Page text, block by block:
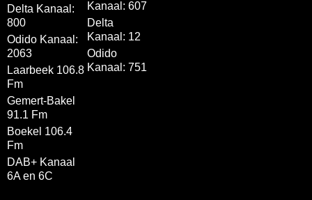
Delta Kanaal:
800
Odido Kanaal:
2063
Laarbeek 106.8
Fm
Gemert-Bakel
91.1 Fm
Boekel 106.4
Fm
DAB+ Kanaal
6A en 6C
Kanaal: 607
Delta
Kanaal: 12
Odido
Kanaal: 751